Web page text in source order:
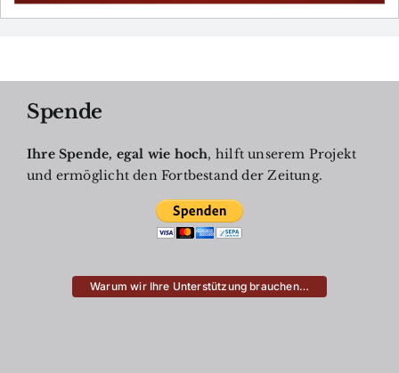
Spende
Ihre Spende, egal wie hoch, hilft unserem Projekt
und ermöglicht den Fortbestand der Zeitung.
Warum wir Ihre Unterstützung brauchen…